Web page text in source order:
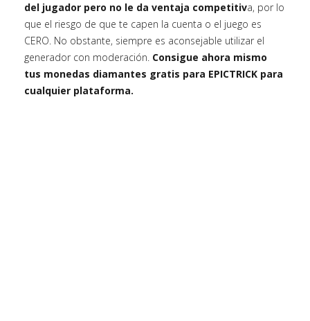
del jugador pero no le da ventaja competitiva, por lo
que el riesgo de que te capen la cuenta o el juego es
CERO. No obstante, siempre es aconsejable utilizar el
generador con moderación. Consigue ahora mismo
tus monedas diamantes gratis para EPICTRICK para
cualquier plataforma.